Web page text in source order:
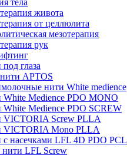
тела
живота
от целлюлита
мезотерапия
рук
глаза
APTOS
нити White medience
Medience PDO MONO
Medience PDO SCREW
VICTORIA Screw PLLA
VICTORIA Mono PLLA
насечками LFL 4D PDO PCL
LFL Screw